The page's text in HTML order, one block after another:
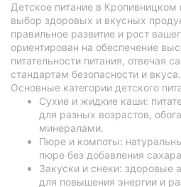
Детское питание в Кропивницком
выбор здоровых и вкусных
правильное развитие и рост
ориентирован на обеспечение
питательности питания, отвечая
стандартам безопасности и вкуса.
Основные категории детского
Сухие и жидкие каши:
для разных возрастов,
минералами.
Пюре и компоты:
пюре без добавления
Закуски и снеки: здоровые
для повышения энергии и